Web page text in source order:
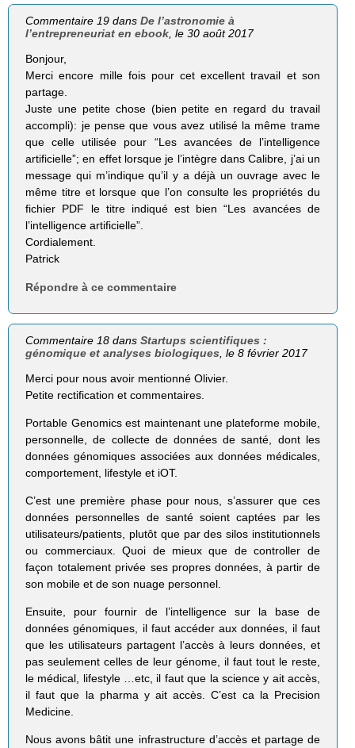
Commentaire 19 dansDe l’astronomie à
l’entrepreneuriat en ebook, le 30 août 2017
Bonjour,
Merci encore mille fois pour cet excellent travail et son
partage.
Juste une petite chose (bien petite en regard du travail
accompli): je pense que vous avez utilisé la même trame
que celle utilisée pour “Les avancées de l’intelligence
artificielle”; en effet lorsque je l’intègre dans Calibre, j’ai un
message qui m’indique qu’il y a déjà un ouvrage avec le
même titre et lorsque que l’on consulte les propriétés du
fichier PDF le titre indiqué est bien “Les avancées de
l’intelligence artificielle”.
Cordialement.
Patrick
Répondre à ce commentaire
Commentaire 18 dansStartups scientifiques :
génomique et analyses biologiques , le 8 février 2017
Merci pour nous avoir mentionné Olivier.
Petite rectification et commentaires.
Portable Genomics est maintenant une plateforme mobile,
personnelle, de collecte de données de santé, dont les
données génomiques associées aux données médicales,
comportement, lifestyle et iOT.
C’est une première phase pour nous, s’assurer que ces
données personnelles de santé soient captées par les
utilisateurs/patients, plutôt que par des silos institutionnels
ou commerciaux. Quoi de mieux que de controller de
façon totalement privée ses propres données, à partir de
son mobile et de son nuage personnel.
Ensuite, pour fournir de l’intelligence sur la base de
données génomiques, il faut accéder aux données, il faut
que les utilisateurs partagent l’accès à leurs données, et
pas seulement celles de leur génome, il faut tout le reste,
le médical, lifestyle …etc, il faut que la science y ait accès,
il faut que la pharma y ait accès. C’est ca la Precision
Medicine.
Nous avons bâtit une infrastructure d’accès et partage de